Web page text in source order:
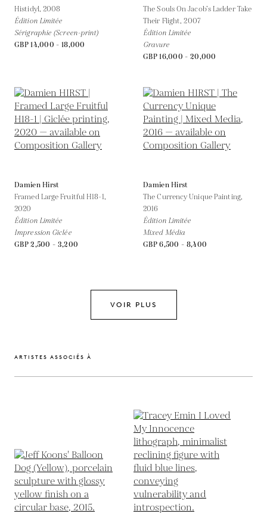
Histidyl, 2008
Édition Limitée
Sérigraphie (Screen-print)
GBP 14,000 - 18,000
The Souls On Jacob’s Ladder Take
Their Flight,2007
Édition Limitée
Gravure
GBP 16,000 - 20,000
Damien Hirst
Framed Large Fruitful H18-1,
2020
Édition Limitée
Impression Giclée
GBP 2,500 - 3,200
Damien Hirst
The Currency Unique Painting,
2016
Édition Limitée
Mixed Média
GBP 6,500 - 8,400
VOIR PLUS
ARTISTES ASSOCIÉS À